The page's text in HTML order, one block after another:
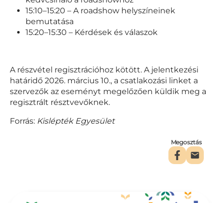
15:10–15:20 – A roadshow helyszíneinek
bemutatása
15:20–15:30 – Kérdések és válaszok
A részvétel regisztrációhoz kötött. A jelentkezési
határidő 2026. március 10., a csatlakozási linket a
szervezők az eseményt megelőzően küldik meg a
regisztrált résztvevőknek.
Forrás: Kislépték Egyesület
Megosztás